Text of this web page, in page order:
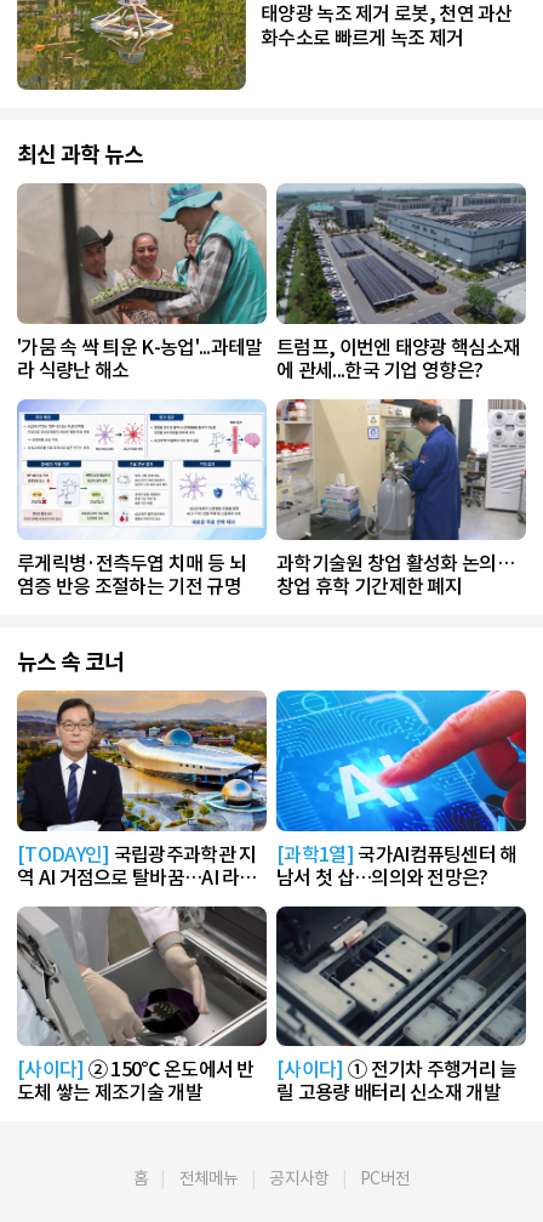
태양광 녹조 제거 로봇, 천연 과산
화수소로 빠르게 녹조 제거
최신 과학 뉴스
'가뭄 속 싹 틔운 K-농업'...과테말
라 식량난 해소
트럼프, 이번엔 태양광 핵심소재
에 관세...한국 기업 영향은?
루게릭병·전측두엽 치매 등 뇌
염증 반응 조절하는 기전 규명
과학기술원 창업 활성화 논의…
창업 휴학 기간제한 폐지
뉴스 속 코너
[TODAY인] 국립광주과학관 지
역 AI 거점으로 탈바꿈…AI 라운
[과학1열] 국가AI컴퓨팅센터 해
남서 첫 삽…의의와 전망은?
[사이다] ② 150℃ 온도에서 반
도체 쌓는 제조기술 개발
[사이다] ① 전기차 주행거리 늘
릴 고용량 배터리 신소재 개발
홈 전체메뉴 공지사항 PC버전